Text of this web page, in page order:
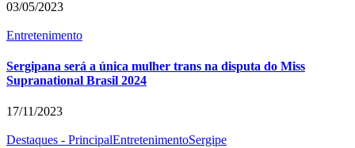
03/05/2023
Entretenimento
Sergipana será a única mulher trans na disputa do Miss
Supranational Brasil 2024
17/11/2023
Destaques - PrincipalEntretenimentoSergipe